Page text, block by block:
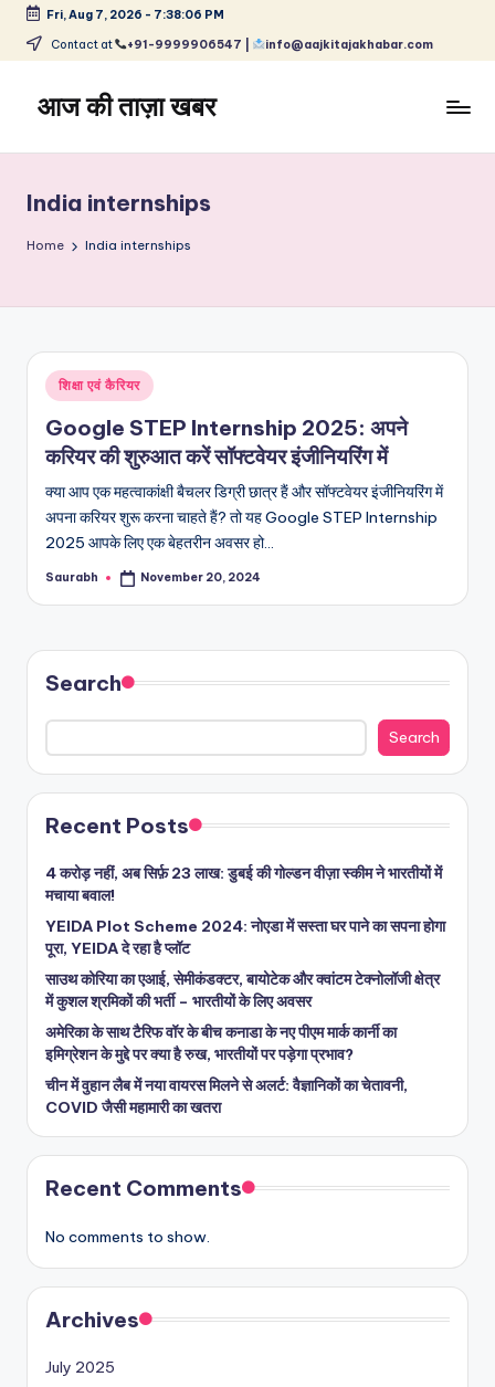
Skip
content
Fri, Aug 7, 2026 - 7:38:06 PM
Contact at +91-9999906547 | info@aajkitajakhabar.com
आज की ताज़ा खबर
ताज़ा
समाचार
–
और
विश्व
India internships
Home India internships
Posted
in
शिक्षा एवं कैरियर
Google STEP Internship 2025: अपने
करियर की शुरुआत करें सॉफ्टवेयर इंजीनियरिंग में
क्या आप एक महत्वाकांक्षी बैचलर डिग्री छात्र हैं और सॉफ्टवेयर इंजीनियरिंग में
अपना करियर शुरू करना चाहते हैं? तो यह Google STEP Internship
2025 आपके लिए एक बेहतरीन अवसर हो…
Posted
Saurabh November 20, 2024
Search
Search
Recent Posts
4 करोड़ नहीं, अब सिर्फ़ 23 लाख: डुबई की गोल्डन वीज़ा स्कीम ने भारतीयों में
मचाया बवाल!
YEIDA Plot Scheme 2024: नोएडा में सस्ता घर पाने का सपना होगा
पूरा, YEIDA दे रहा है प्लॉट
साउथ कोरिया का एआई, सेमीकंडक्टर, बायोटेक और क्वांटम टेक्नोलॉजी क्षेत्र
में कुशल श्रमिकों की भर्ती – भारतीयों के लिए अवसर
अमेरिका के साथ टैरिफ वॉर के बीच कनाडा के नए पीएम मार्क कार्नी का
इमिग्रेशन के मुद्दे पर क्या है रुख, भारतीयों पर पड़ेगा प्रभाव?
चीन में वुहान लैब में नया वायरस मिलने से अलर्ट: वैज्ञानिकों का चेतावनी,
COVID जैसी महामारी का खतरा
Recent Comments
No comments to show.
Archives
July 2025